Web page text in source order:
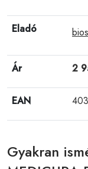
Eladó
Ár 2
EAN
Gyakran